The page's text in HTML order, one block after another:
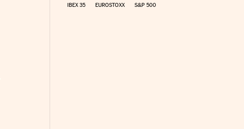
IBEX 35 EUROSTOXX S&P 500